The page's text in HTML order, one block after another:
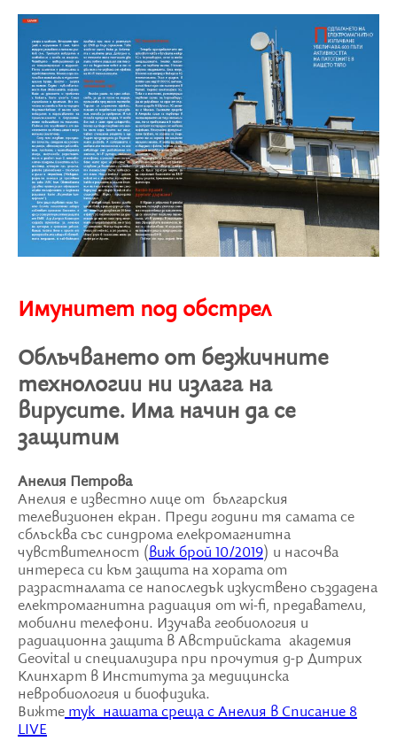
Имунитет под обстрел
Облъчването от безжичните
технологии ни излага на
вирусите. Има начин да се
защитим
Анелия Петрова
Анелия е известно лице от българския
телевизионен екран. Преди години тя самата се
сблъсква със синдрома елекромагнитна
чувствителност (виж брой 10/2019) и насочва
интереса си към защита на хората от
разрастналата се напоследък изкуствено създадена
електромагнитна радиация от wi-fi, предаватели,
мобилни телефони. Изучава геобиология и
радиационна защита в Aвстрийската академия
Geovital и специализира при прочутия д-р Дитрих
Клинхарт в Института за медицинска
невробиология и биофизика.
Вижтетук нашата среща с Анелия в Списание 8
LIVE